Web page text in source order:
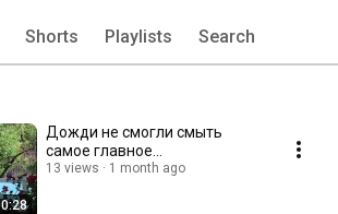
Shorts Playlists Search
0:28
Дожди не смогли смыть
самое главное...
13 views 1 month ago